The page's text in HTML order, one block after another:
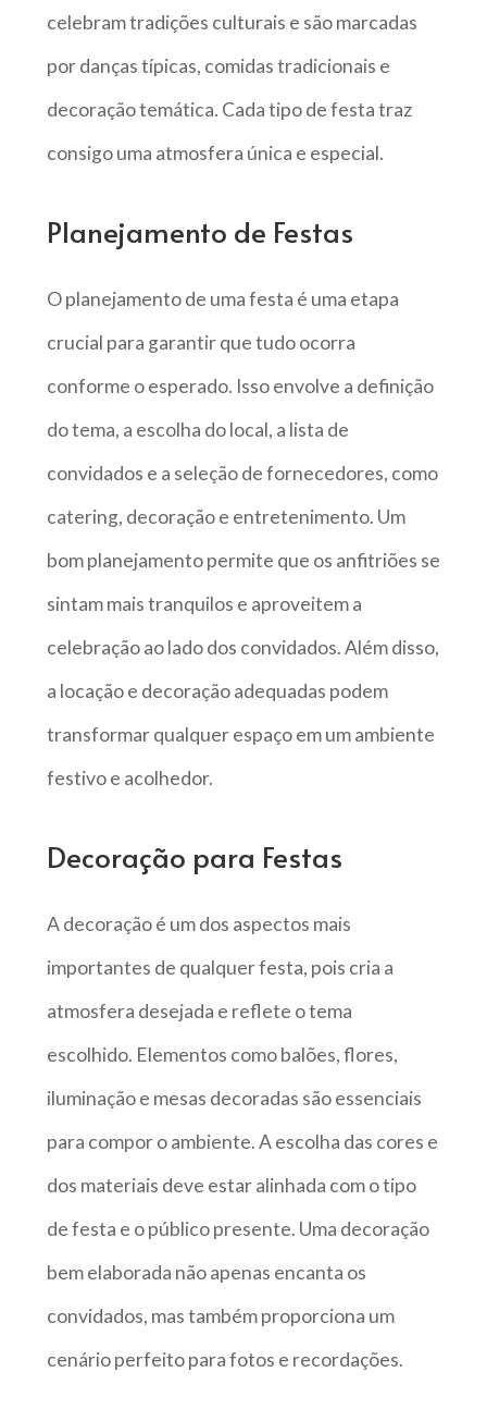
celebram tradições culturais e são marcadas
por danças típicas, comidas tradicionais e
decoração temática. Cada tipo de festa traz
consigo uma atmosfera única e especial.
Planejamento de Festas
O planejamento de uma festa é uma etapa
crucial para garantir que tudo ocorra
conforme o esperado. Isso envolve a definição
do tema, a escolha do local, a lista de
convidados e a seleção de fornecedores, como
catering, decoração e entretenimento. Um
bom planejamento permite que os anfitriões se
sintam mais tranquilos e aproveitem a
celebração ao lado dos convidados. Além disso,
a locação e decoração adequadas podem
transformar qualquer espaço em um ambiente
festivo e acolhedor.
Decoração para Festas
A decoração é um dos aspectos mais
importantes de qualquer festa, pois cria a
atmosfera desejada e reflete o tema
escolhido. Elementos como balões, flores,
iluminação e mesas decoradas são essenciais
para compor o ambiente. A escolha das cores e
dos materiais deve estar alinhada com o tipo
de festa e o público presente. Uma decoração
bem elaborada não apenas encanta os
convidados, mas também proporciona um
cenário perfeito para fotos e recordações.